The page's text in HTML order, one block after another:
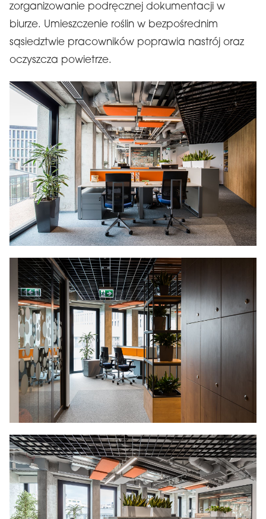
zorganizowanie podręcznej dokumentacji w
biurze. Umieszczenie roślin w bezpośrednim
sąsiedztwie pracowników poprawia nastrój oraz
oczyszcza powietrze.